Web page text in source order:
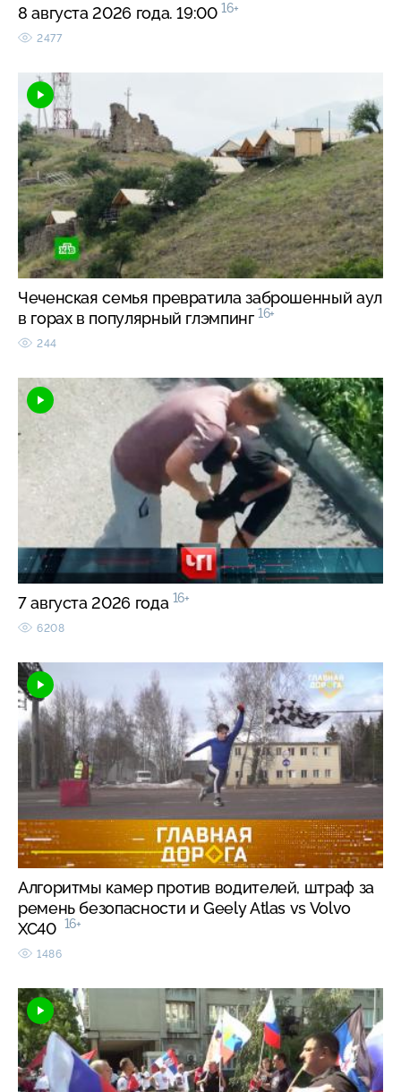
8 августа 2026 года. 19:00 16+
2477
Чеченская семья превратила заброшенный аул
в горах в популярный глэмпинг 16+
244
7 августа 2026 года 16+
6208
Алгоритмы камер против водителей, штраф за
ремень безопасности и Geely Atlas vs Volvo
XC40 16+
1486